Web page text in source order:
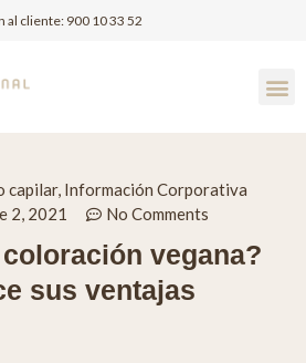
al cliente: 900 10 33 52
capilar, Información Corporativa
2, 2021
No Comments
vegana?
sus ventajas